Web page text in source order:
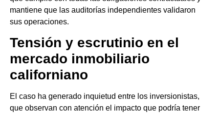
mantiene que las auditorías independientes validaron
sus operaciones.
Tensión y escrutinio en el
mercado inmobiliario
californiano
El caso ha generado inquietud entre los inversionistas,
que observan con atención el impacto que podría tener